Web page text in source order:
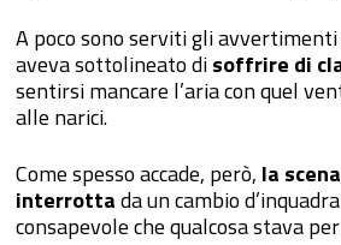
A poco sono serviti gli
aveva sottolineato disoffrire di
sentirsi mancare l’aria con quel
alle narici.
Come spesso accade, però, la
interrottada un cambio
consapevole che qualcosa stava